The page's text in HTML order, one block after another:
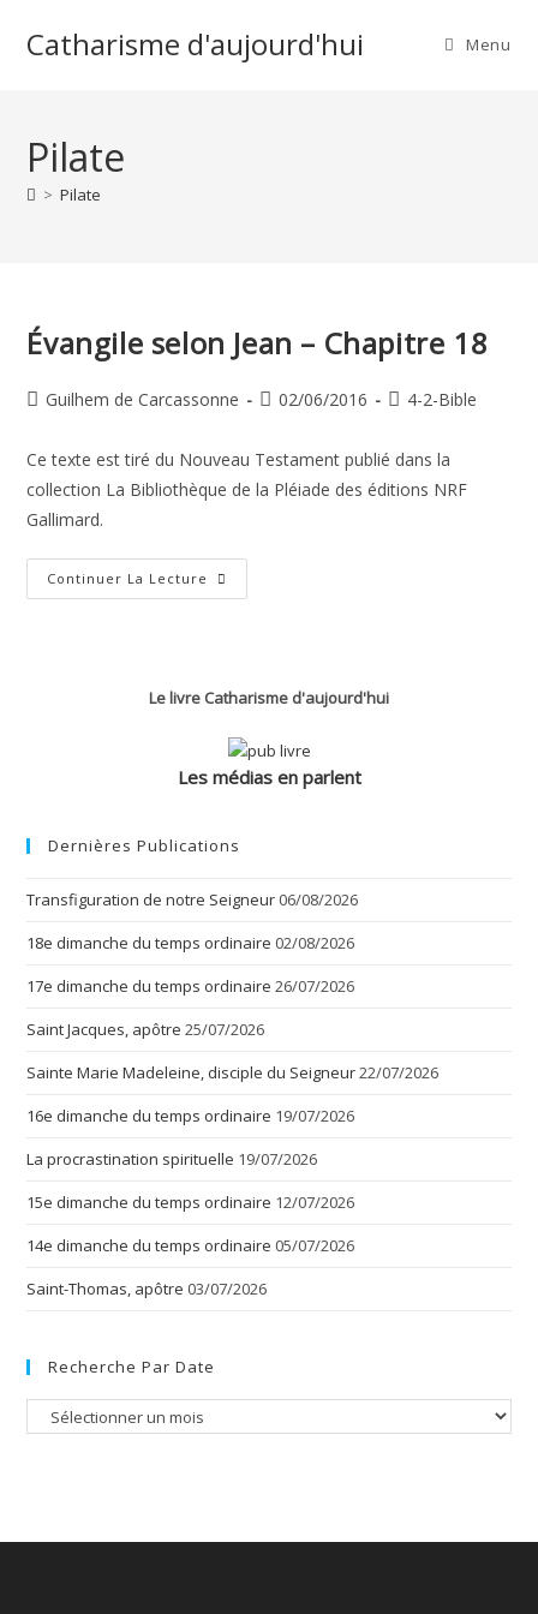
Catharisme d'aujourd'hui Menu
Pilate
> Pilate
Évangile selon Jean – Chapitre 18
Auteur/autrice
la
publication :
Guilhem de Carcassonne
Publication
02/06/2016
Post4-2-Bible
Ce texte est tiré du Nouveau Testament publié dans la
collection La Bibliothèque de la Pléiade des éditions NRF
Gallimard.
Continuer La Lecture Évangile
Selon
Le livre Catharisme d'aujourd'hui
Les médias en parlent
Dernières Publications
Transfiguration de notre Seigneur 06/08/2026
18e dimanche du temps ordinaire 02/08/2026
17e dimanche du temps ordinaire 26/07/2026
Saint Jacques, apôtre 25/07/2026
Sainte Marie Madeleine, disciple du Seigneur22/07/2026
16e dimanche du temps ordinaire 19/07/2026
La procrastination spirituelle 19/07/2026
15e dimanche du temps ordinaire 12/07/2026
14e dimanche du temps ordinaire 05/07/2026
Saint-Thomas, apôtre 03/07/2026
Recherche Par Date
Recherche